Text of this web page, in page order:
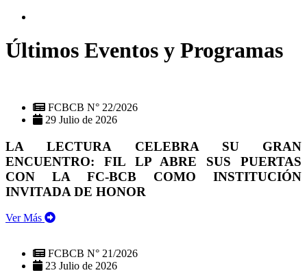
Últimos Eventos y Programas
FCBCB N° 22/2026
29 Julio de 2026
LA LECTURA CELEBRA SU GRAN
ENCUENTRO: FIL LP ABRE SUS PUERTAS
CON LA FC-BCB COMO INSTITUCIÓN
INVITADA DE HONOR
Ver Más
FCBCB N° 21/2026
23 Julio de 2026